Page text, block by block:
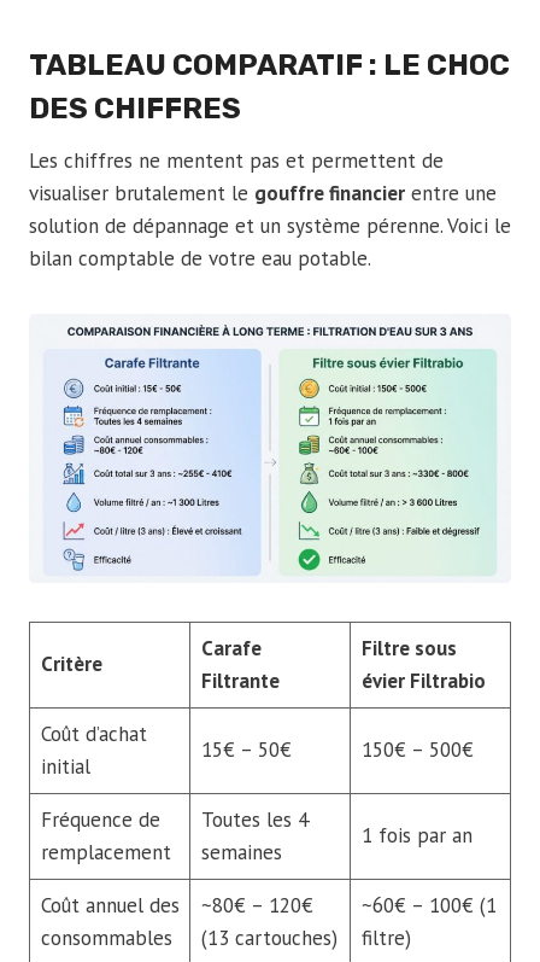
TABLEAU COMPARATIF : LE CHOC
DES CHIFFRES
Les chiffres ne mentent pas et permettent de
visualiser brutalement le gouffre financier entre une
solution de dépannage et un système pérenne. Voici le
bilan comptable de votre eau potable.
Critère
Carafe
Filtrante
Filtre sous
évier Filtrabio
Coût d’achat
initial
15€ – 50€ 150€ – 500€
Fréquence de
remplacement
Toutes les 4
semaines
1 fois par an
Coût annuel des
consommables
~80€ – 120€
(13 cartouches)
~60€ – 100€ (1
filtre)